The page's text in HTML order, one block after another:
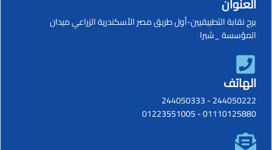
برج نقابة التطبيقيين-أول طريق مصر الأسكندرية الزراعي ميدان
المؤسسة _شبرا
الهاتف
244050222
-
244050333
01110125880
-
01223551005